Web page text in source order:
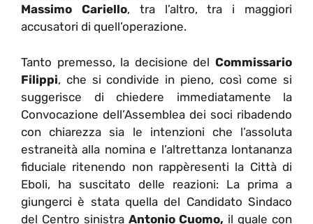
Massimo Cariello, tra l’altro, tra i maggiori
accusatori di quell’operazione.
Tanto premesso, la decisione del Commissario
Filippi, che si condivide in pieno, così come si
suggerisce di chiedere immediatamente la
Convocazione dell’Assemblea dei soci ribadendo
con chiarezza sia le intenzioni che l’assoluta
estraneità alla nomina e l’altrettanza lontananza
fiduciale ritenendo non rappèresenti la Città di
Eboli, ha suscitato delle reazioni: La prima a
giungerci è stata quella del Candidato Sindaco
del Centro sinistra Antonio Cuomo, il quale con